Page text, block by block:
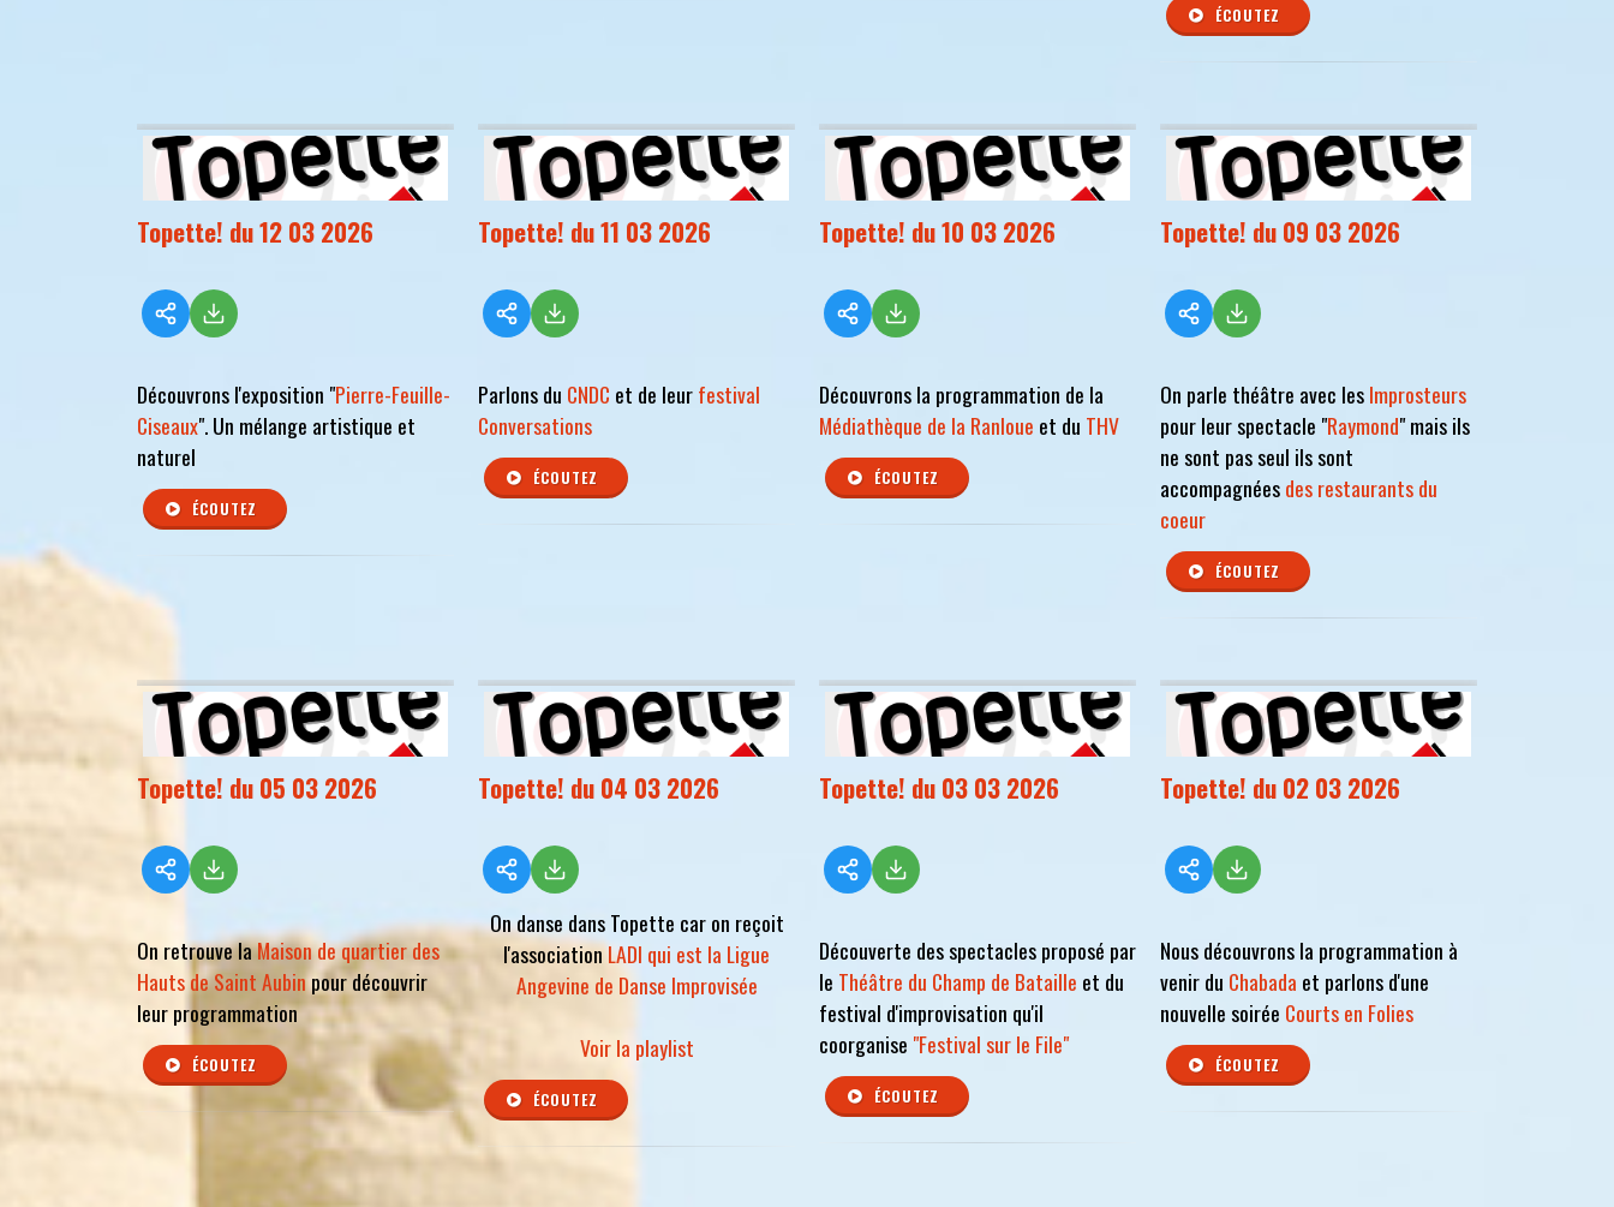
ÉCOUTEZ
Topette! du 12 03 2026
Découvrons l'exposition "Pierre-Feuille-
Ciseaux". Un mélange artistique et
naturel
ÉCOUTEZ
Topette! du 11 03 2026
Parlons du CNDC et de leurfestival
Conversations
ÉCOUTEZ
Topette! du 10 03 2026
Découvrons la programmation de la
Médiathèque de la Ranloue et du THV
ÉCOUTEZ
Topette! du 09 03 2026
On parle théâtre avec lesImprosteurs
pour leur spectacle "Raymond" mais ils
ne sont pas seul ils sont
accompagnéesdes restaurants du
coeur
ÉCOUTEZ
Topette! du 05 03 2026
On retrouve laMaison de quartier des
Hauts de Saint Aubinpour découvrir
leur programmation
ÉCOUTEZ
Topette! du 04 03 2026
On danse dans Topette car on reçoit
l'associationLADI qui est la Ligue
Angevine de Danse Improvisée
Voir la playlist
ÉCOUTEZ
Topette! du 03 03 2026
Découverte des spectacles proposé par
le Théâtre du Champ de Bataille et du
festival d'improvisation qu'il
coorganise "Festival sur le File"
ÉCOUTEZ
Topette! du 02 03 2026
Nous découvrons la programmation à
venir du Chabada et parlons d'une
nouvelle soirée Courts en Folies
ÉCOUTEZ